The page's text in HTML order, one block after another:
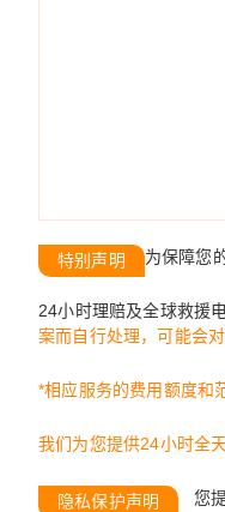
特别声明 为保障您
24小时理赔及全球救援电
案而自行处理，可能会
*相应服务的费用额度和
我们为您提供24小时全
隐私保护声明 您